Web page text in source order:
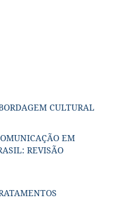
CULTURAL
EM
REVISÃO